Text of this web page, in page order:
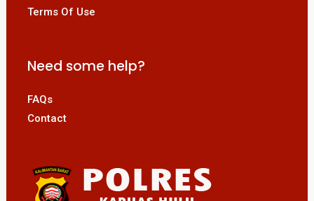
Terms Of Use
Need some help?
FAQs
Contact